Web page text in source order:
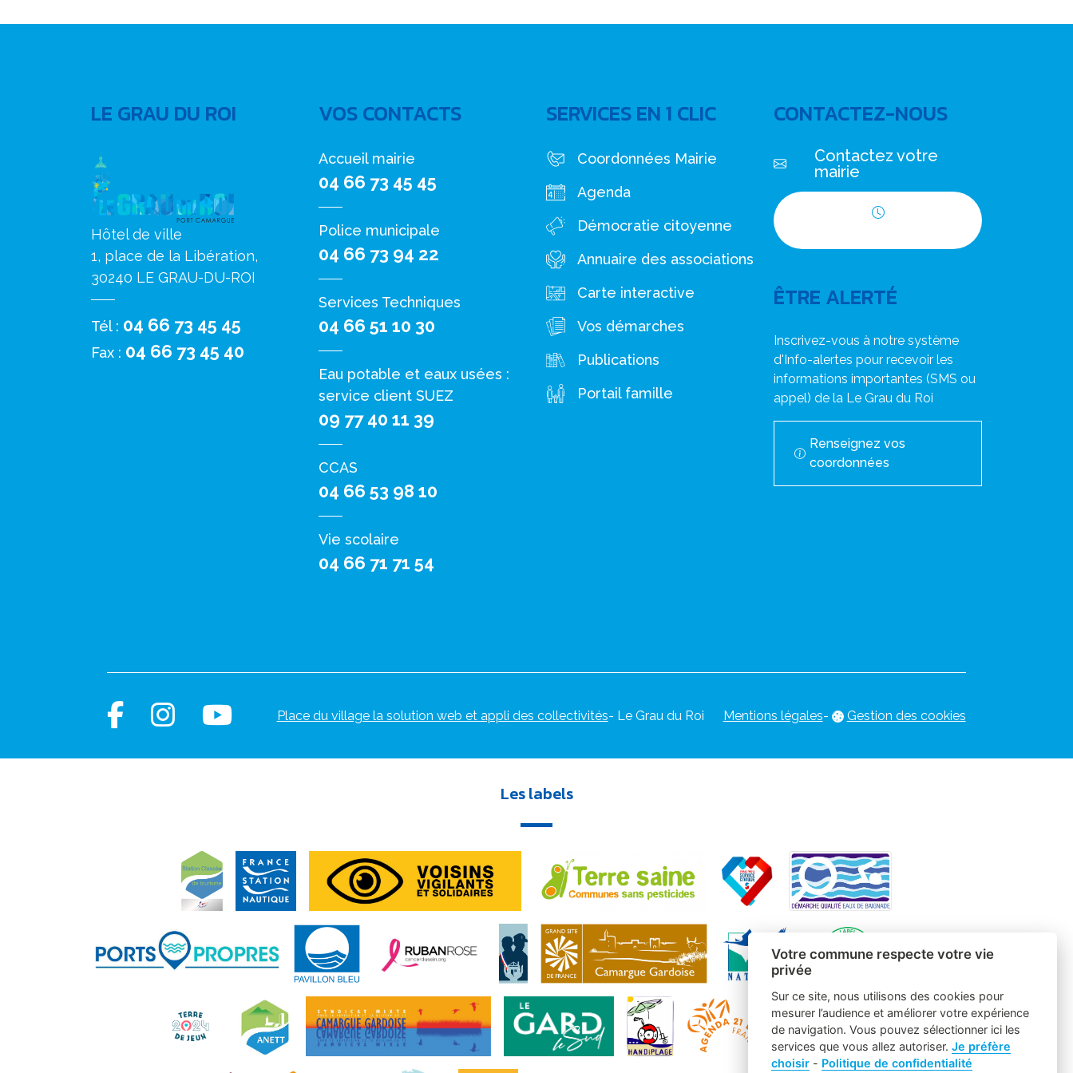
LE GRAU DU ROI
Hôtel de ville
1, place de la Libération,
30240 LE GRAU-DU-ROI
Tél : 04 66 73 45 45
Fax : 04 66 73 45 40
VOS CONTACTS
Accueil mairie
04 66 73 45 45
Police municipale
04 66 73 94 22
Services Techniques
04 66 51 10 30
Eau potable et eaux usées :
service client SUEZ
09 77 40 11 39
CCAS
04 66 53 98 10
Vie scolaire
04 66 71 71 54
SERVICES EN 1 CLIC
Coordonnées Mairie
Agenda
Démocratie citoyenne
Annuaire des associations
Carte interactive
Vos démarches
Publications
Portail famille
CONTACTEZ-NOUS
Contactez votre
mairie
ÊTRE ALERTÉ
Inscrivez-vous à notre système
d'Info-alertes pour recevoir les
informations importantes (SMS ou
appel) de la Le Grau du Roi
Renseignez vos
coordonnées
Place du village la solution web et appli des collectivités- Le Grau du Roi Mentions légales- Gestion des cookies
Les labels
Votre commune respecte votre vie
privée
Sur ce site, nous utilisons des cookies pour
mesurer l’audience et améliorer votre expérience
de navigation. Vous pouvez sélectionner ici les
services que vous allez autoriser. Je préfère
choisir- Politique de confidentialité